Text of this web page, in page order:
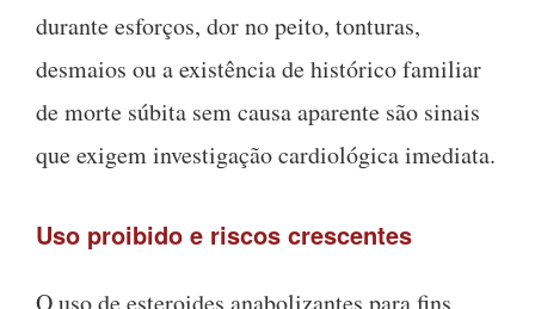
durante esforços, dor no peito, tonturas,
desmaios ou a existência de histórico familiar
de morte súbita sem causa aparente são sinais
que exigem investigação cardiológica imediata.
Uso proibido e riscos crescentes
O uso de esteroides anabolizantes para fins